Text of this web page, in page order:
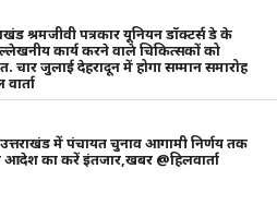
श्रमजीवी पत्रकार यूनियन डॉक्टर्स डे के
कार्य करने वाले चिकित्सकों को
चार जुलाई देहरादून में होगा सम्मान समारोह
में पंचायत चुनाव आगामी निर्णय तक
का करें इंतजार,खबर @हिलवार्ता